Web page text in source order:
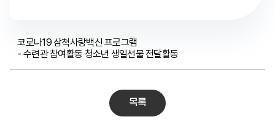
코로나19 삼척사랑백신 프로그램
- 수련관 참여활동 청소년 생일선물 전달활동
목록